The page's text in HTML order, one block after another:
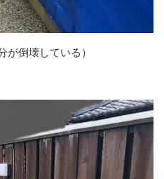
倒壊している）